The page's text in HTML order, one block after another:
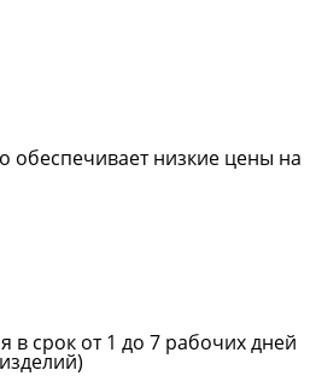
обеспечивает низкие цены на
срок от 1 до 7 рабочих дней